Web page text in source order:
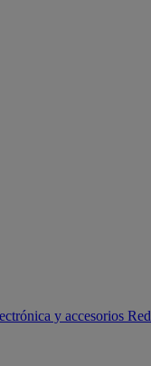
y accesorios Red